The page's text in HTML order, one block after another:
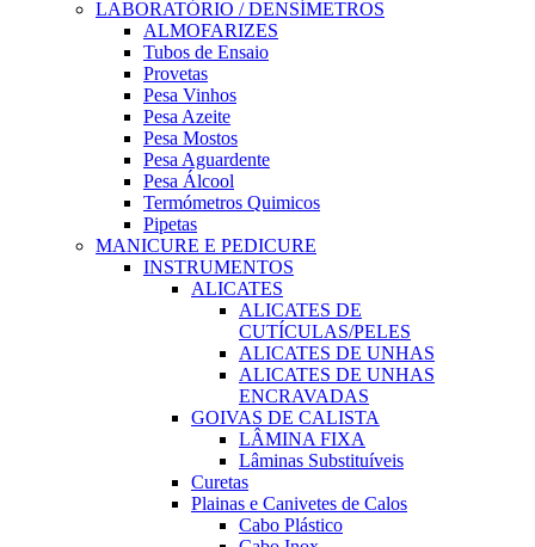
LABORATÓRIO / DENSÍMETROS
ALMOFARIZES
Tubos de Ensaio
Provetas
Pesa Vinhos
Pesa Azeite
Pesa Mostos
Pesa Aguardente
Pesa Álcool
Termómetros Quimicos
Pipetas
MANICURE E PEDICURE
INSTRUMENTOS
ALICATES
ALICATES DE
CUTÍCULAS/PELES
ALICATES DE UNHAS
ALICATES DE UNHAS
ENCRAVADAS
GOIVAS DE CALISTA
LÂMINA FIXA
Lâminas Substituíveis
Curetas
Plainas e Canivetes de Calos
Cabo Plástico